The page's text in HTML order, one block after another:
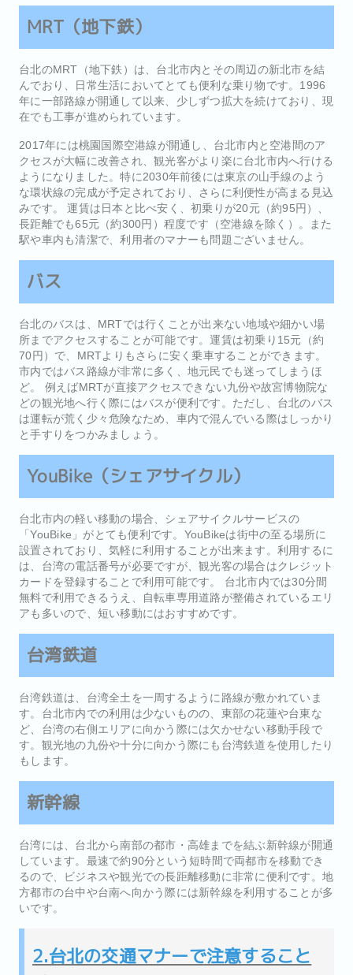
MRT（地下鉄）
台北のMRT（地下鉄）は、台北市内とその周辺の新北市を結
んでおり、日常生活においてとても便利な乗り物です。1996
年に一部路線が開通して以来、少しずつ拡大を続けており、現
在でも工事が進められています。
2017年には桃園国際空港線が開通し、台北市内と空港間のア
クセスが大幅に改善され、観光客がより楽に台北市内へ行ける
ようになりました。特に2030年前後には東京の山手線のよう
な環状線の完成が予定されており、さらに利便性が高まる見込
みです。 運賃は日本と比べ安く、初乗りが20元（約95円）、
長距離でも65元（約300円）程度です（空港線を除く）。また
駅や車内も清潔で、利用者のマナーも問題ございません。
バス
台北のバスは、MRTでは行くことが出来ない地域や細かい場
所までアクセスすることが可能です。運賃は初乗り15元（約
70円）で、MRTよりもさらに安く乗車することができます。
市内ではバス路線が非常に多く、地元民でも迷ってしまうほ
ど。 例えばMRTが直接アクセスできない九份や故宮博物院な
どの観光地へ行く際にはバスが便利です。ただし、台北のバス
は運転が荒く少々危険なため、車内で混んでいる際はしっかり
と手すりをつかみましょう。
YouBike（シェアサイクル）
台北市内の軽い移動の場合、シェアサイクルサービスの
「YouBike」がとても便利です。YouBikeは街中の至る場所に
設置されており、気軽に利用することが出来ます。利用するに
は、台湾の電話番号が必要ですが、観光客の場合はクレジット
カードを登録することで利用可能です。 台北市内では30分間
無料で利用できるうえ、自転車専用道路が整備されているエリ
アも多いので、短い移動にはおすすめです。
台湾鉄道
台湾鉄道は、台湾全土を一周するように路線が敷かれていま
す。台北市内での利用は少ないものの、東部の花蓮や台東な
ど、台湾の右側エリアに向かう際には欠かせない移動手段で
す。観光地の九份や十分に向かう際にも台湾鉄道を使用したり
もします。
新幹線
台湾には、台北から南部の都市・高雄までを結ぶ新幹線が開通
しています。最速で約90分という短時間で両都市を移動でき
るので、ビジネスや観光での長距離移動に非常に便利です。地
方都市の台中や台南へ向かう際には新幹線を利用することが多
いです。
2.台北の交通マナーで注意すること